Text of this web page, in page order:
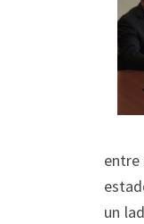
entre
un